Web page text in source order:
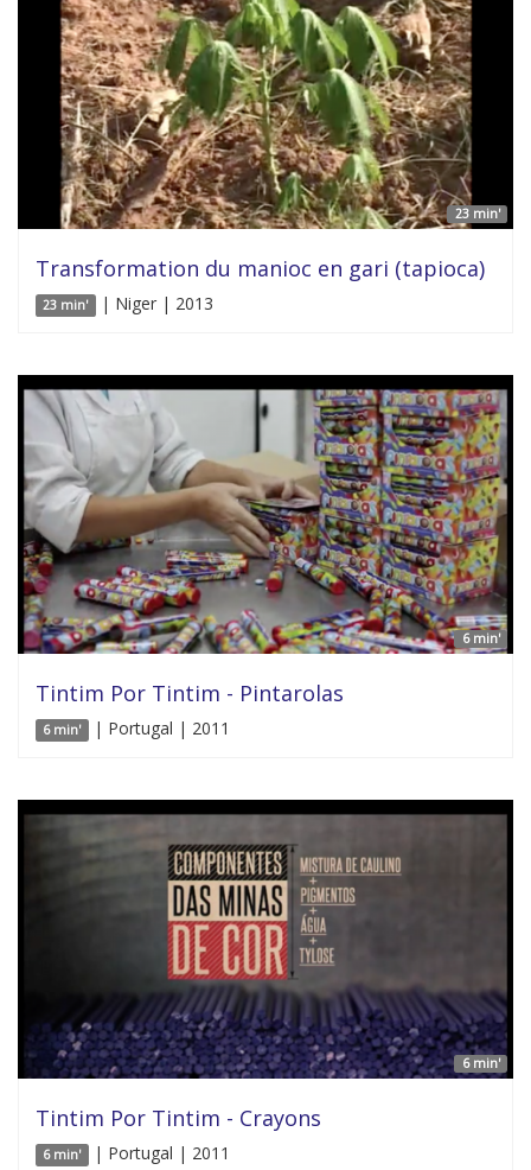
23 min'
Transformation du manioc en gari (tapioca)
23 min' | Niger | 2013
6 min'
Tintim Por Tintim - Pintarolas
6 min' | Portugal | 2011
6 min'
Tintim Por Tintim - Crayons
6 min' | Portugal | 2011